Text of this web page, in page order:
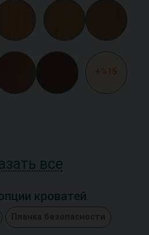
+%15
все
кроватей
Планка безопасности